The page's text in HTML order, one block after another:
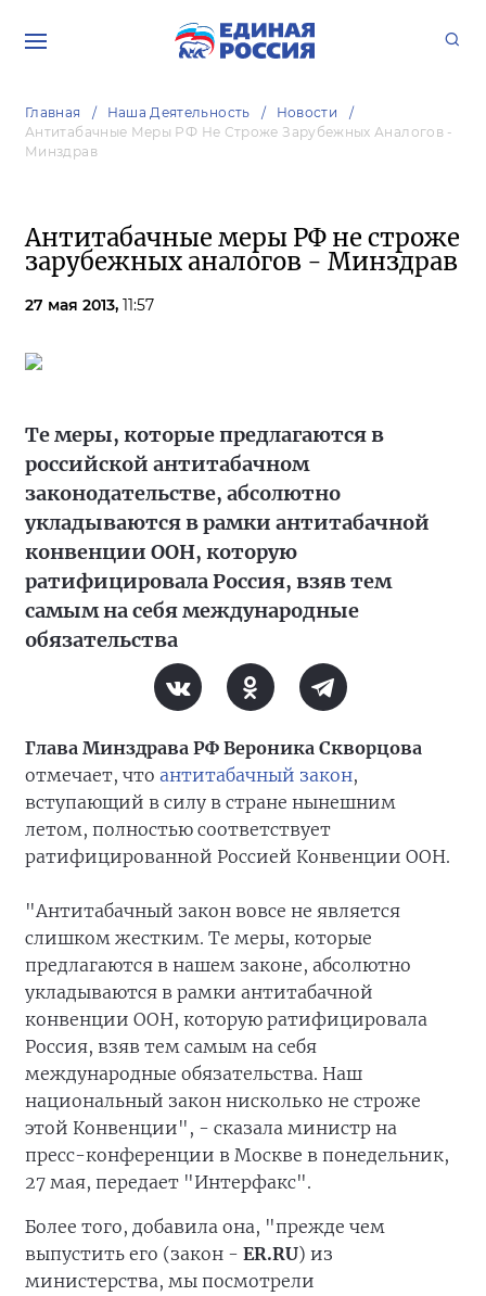
Главная Наша Деятельность
Новости
Антитабачные Меры РФ Не Строже Зарубежных Аналогов -
Минздрав
Антитабачные меры РФ не строже
зарубежных аналогов - Минздрав
27 мая 2013, 11:57
Те меры, которые предлагаются в
российской антитабачном
законодательстве, абсолютно
укладываются в рамки антитабачной
конвенции ООН, которую
ратифицировала Россия, взяв тем
самым на себя международные
обязательства
Глава Минздрава РФ Вероника Скворцова
отмечает, что антитабачный закон,
вступающий в силу в стране нынешним
летом, полностью соответствует
ратифицированной Россией Конвенции ООН.
"Антитабачный закон вовсе не является
слишком жестким. Те меры, которые
предлагаются в нашем законе, абсолютно
укладываются в рамки антитабачной
конвенции ООН, которую ратифицировала
Россия, взяв тем самым на себя
международные обязательства. Наш
национальный закон нисколько не строже
этой Конвенции", - сказала министр на
пресс-конференции в Москве в понедельник,
27 мая, передает "Интерфакс".
Более того, добавила она, "прежде чем
выпустить его (закон - ER.RU) из
министерства, мы посмотрели